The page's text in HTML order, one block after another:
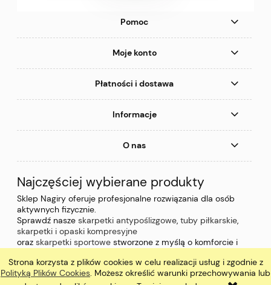
Strona korzysta z plików cookies w celu realizacji usług i zgodnie z
Polityką Plików Cookies. Możesz określić warunki przechowywania lub
Pomoc
Moje konto
Płatności i dostawa
Informacje
O nas
Najczęściej wybierane produkty
Sklep Nagiry oferuje profesjonalne rozwiązania dla osób
aktywnych fizycznie.
Sprawdź nasze skarpetki antypoślizgowe, tuby piłkarskie,
skarpetki i opaski kompresyjne
oraz skarpetki sportowe stworzone z myślą o komforcie i
pokaż pełną wersję strony